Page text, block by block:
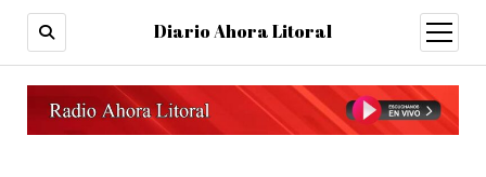
Diario Ahora Litoral
open
menu